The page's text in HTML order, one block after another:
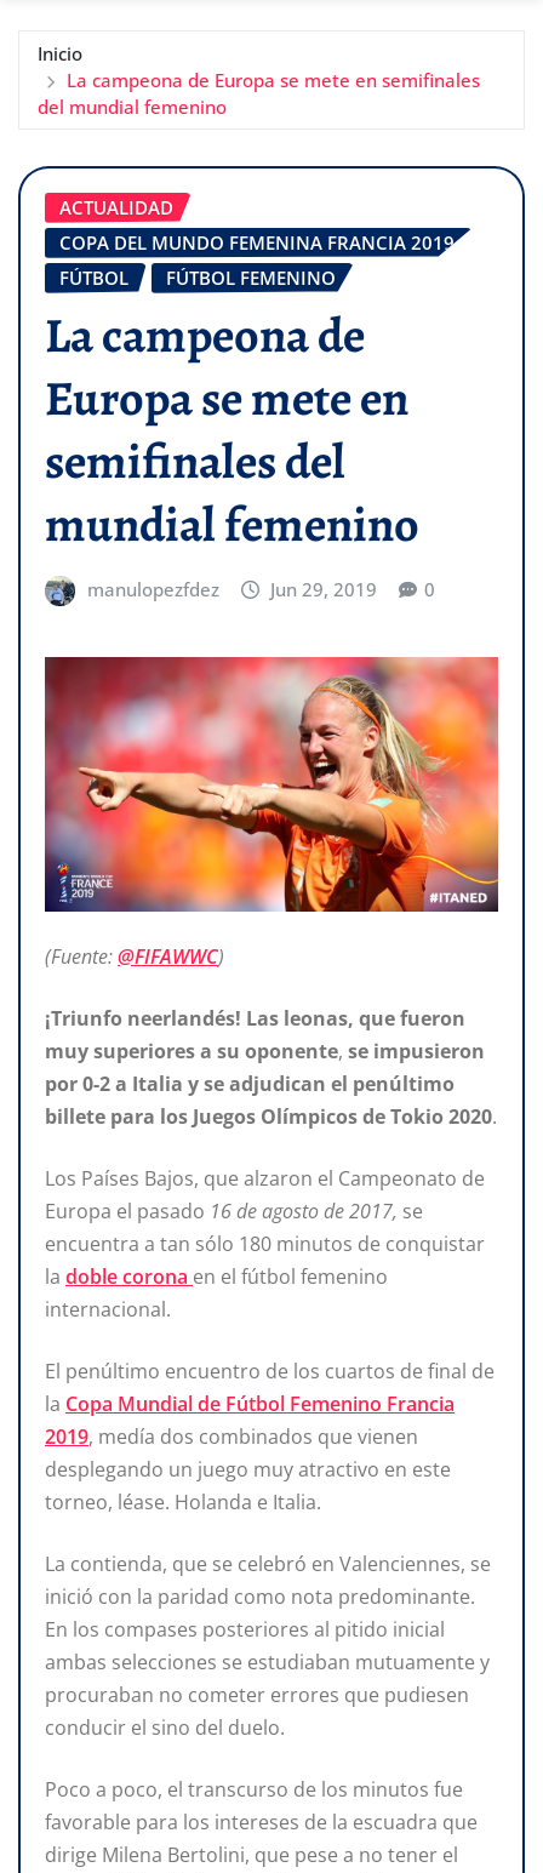
Inicio
La campeona de Europa se mete en semifinales
del mundial femenino
ACTUALIDAD
COPA DEL MUNDO FEMENINA FRANCIA 2019
FÚTBOL
FÚTBOL FEMENINO
La campeona de
Europa se mete en
semifinales del
mundial femenino
manulopezfdez Jun 29, 2019 0
(Fuente:@FIFAWWC)
¡Triunfo neerlandés! Las leonas, que fueron
muy superiores a su oponente, se impusieron
por 0-2 a Italia y se adjudican el penúltimo
billete para los Juegos Olímpicos de Tokio 2020.
Los Países Bajos, que alzaron el Campeonato de
Europa el pasado 16 de agosto de 2017, se
encuentra a tan sólo 180 minutos de conquistar
la doble corona en el fútbol femenino
internacional.
El penúltimo encuentro de los cuartos de final de
la Copa Mundial de Fútbol Femenino Francia
2019, medía dos combinados que vienen
desplegando un juego muy atractivo en este
torneo, léase. Holanda e Italia.
La contienda, que se celebró en Valenciennes, se
inició con la paridad como nota predominante.
En los compases posteriores al pitido inicial
ambas selecciones se estudiaban mutuamente y
procuraban no cometer errores que pudiesen
conducir el sino del duelo.
Poco a poco, el transcurso de los minutos fue
favorable para los intereses de la escuadra que
dirige Milena Bertolini, que pese a no tener el